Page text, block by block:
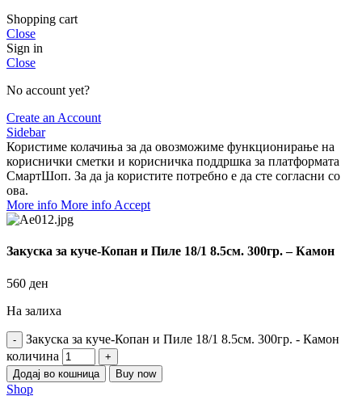
Shopping cart
Close
Sign in
Close
No account yet?
Create an Account
Sidebar
Користиме колачиња за да овозможиме функционирање на
кориснички сметки и корисничка поддршка за платформата
СмартШоп. За да ја користите потребно е да сте согласни со
ова.
More info More info Accept
Закуска за куче-Копан и Пиле 18/1 8.5см. 300гр. – Камон
560 ден
На залиха
Закуска за куче-Копан и Пиле 18/1 8.5см. 300гр. - Камон
количина
Додај во кошница Buy now
Shop